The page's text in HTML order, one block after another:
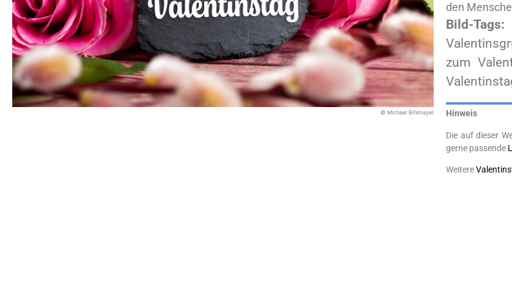
© Michael Bihlmayer
den
Bild-
zum
Hinweis
Die auf dieser
gerne passende
Weitere